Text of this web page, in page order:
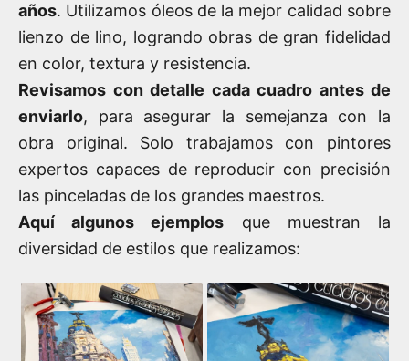
años. Utilizamos óleos de la mejor calidad sobre
lienzo de lino, logrando obras de gran fidelidad
en color, textura y resistencia.
Revisamos con detalle cada cuadro antes de
enviarlo, para asegurar la semejanza con la
obra original. Solo trabajamos con pintores
expertos capaces de reproducir con precisión
las pinceladas de los grandes maestros.
Aquí algunos ejemplos que muestran la
diversidad de estilos que realizamos: